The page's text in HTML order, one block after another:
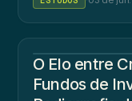
O Elo entre
Fundos de